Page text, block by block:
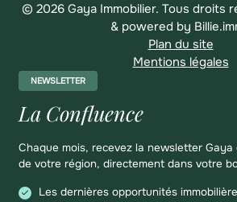
NEWSLETTER
La Confluence
Chaque mois, recevez la newsletter Gaya
de votre région, directement dans votre
Les dernières opportunités
© 2026 Gaya Immobilier. Tous droits
& powered by
Plan du site
Mentions légales